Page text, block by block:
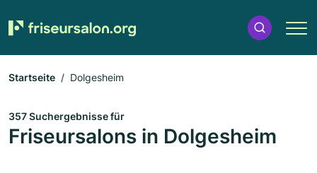
Startseite Dolgesheim
357 Suchergebnisse für
Friseursalons in Dolgesheim